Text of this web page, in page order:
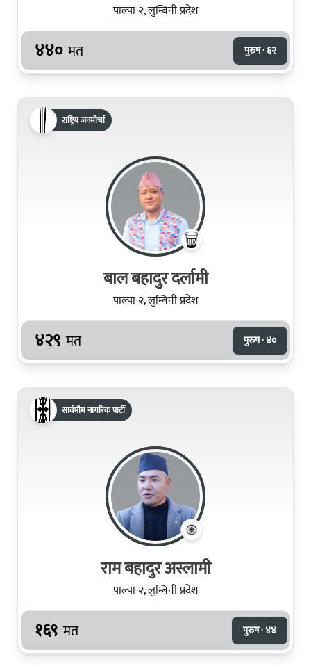
पाल्पा-२, लुम्बिनी प्रदेश
४४० मत पुरुष · ६२
राष्ट्रिय जनमोर्चा
बाल बहादुर दर्लामी
पाल्पा-२, लुम्बिनी प्रदेश
४२९ मत पुरुष · ४०
सार्वभौम नागरिक पार्टी
राम बहादुर अस्लामी
पाल्पा-२, लुम्बिनी प्रदेश
१६९ मत पुरुष · ४४